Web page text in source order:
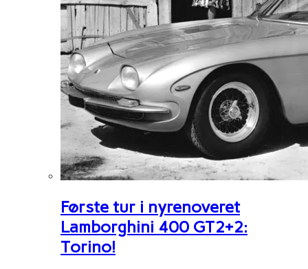
Første tur i nyrenoveret
Lamborghini 400 GT2+2:
Torino!